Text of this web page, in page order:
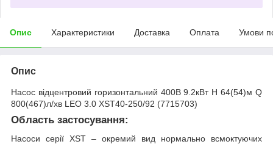
Опис Характеристики Доставка Оплата Умови
Опис
Насос відцентровий горизонтальний 400В 9.2кВт H 64(54)м Q
800(467)л/хв LEO 3.0 XST40-250/92 (7715703)
Область застосування:
Насоси серії XST – окремий вид нормально всмоктуючих